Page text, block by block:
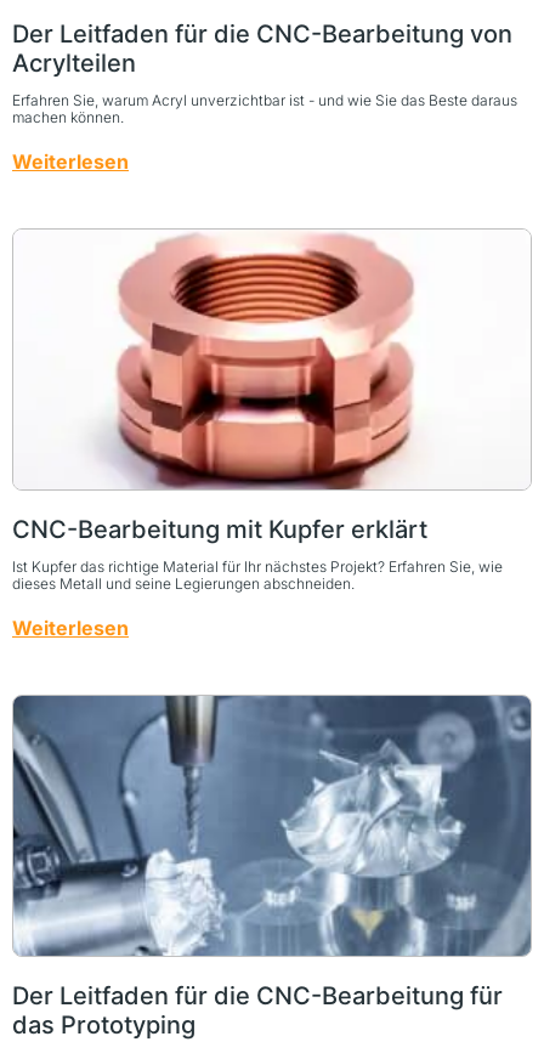
Der Leitfaden für die CNC-Bearbeitung von
Acrylteilen
Erfahren Sie, warum Acryl unverzichtbar ist - und wie Sie das Beste daraus
machen können.
Weiterlesen
CNC-Bearbeitung mit Kupfer erklärt
Ist Kupfer das richtige Material für Ihr nächstes Projekt? Erfahren Sie, wie
dieses Metall und seine Legierungen abschneiden.
Weiterlesen
Der Leitfaden für die CNC-Bearbeitung für
das Prototyping